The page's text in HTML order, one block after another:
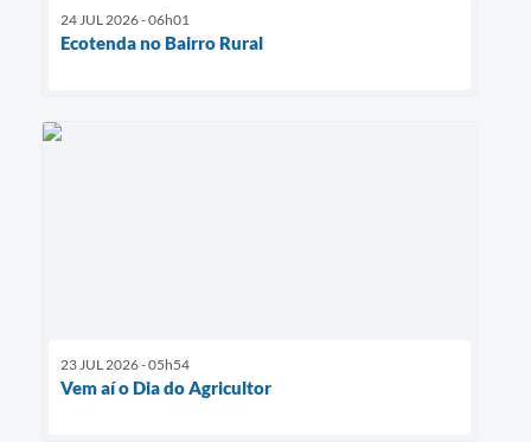
24 JUL 2026 - 06h01
Ecotenda no Bairro Rural
23 JUL 2026 - 05h54
Vem aí o Dia do Agricultor